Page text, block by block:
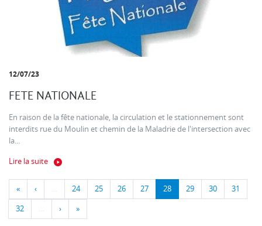
12/07/23
FETE NATIONALE
En raison de la fête nationale, la circulation et le stationnement sont
interdits rue du Moulin et chemin de la Maladrie de l'intersection avec
la...
Lire la suite
« ‹ … 24 25 26 27 28 29 30 31
32 … › »